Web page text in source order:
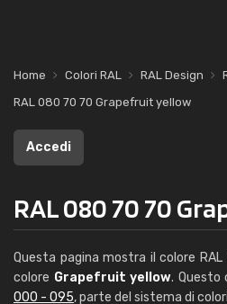
Home Colori RAL RAL Design
RAL 080 70 70 Grapefruit yellow
Accedi
RAL 080 70 70
Questa pagina mostra il colore RAL
colore Grapefruit yellow. Questo
000 - 095, parte del sistema di colori